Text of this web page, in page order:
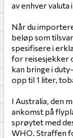
av enhver
Når du
beløp som
spesifisere i
for reisesjekker
kan bringe i
opp til 1 liter,
I Australia, den
ankomst på
sprøytet med
WHO. Straffen